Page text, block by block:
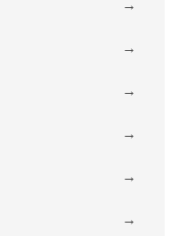
→
→
→
→
→
→